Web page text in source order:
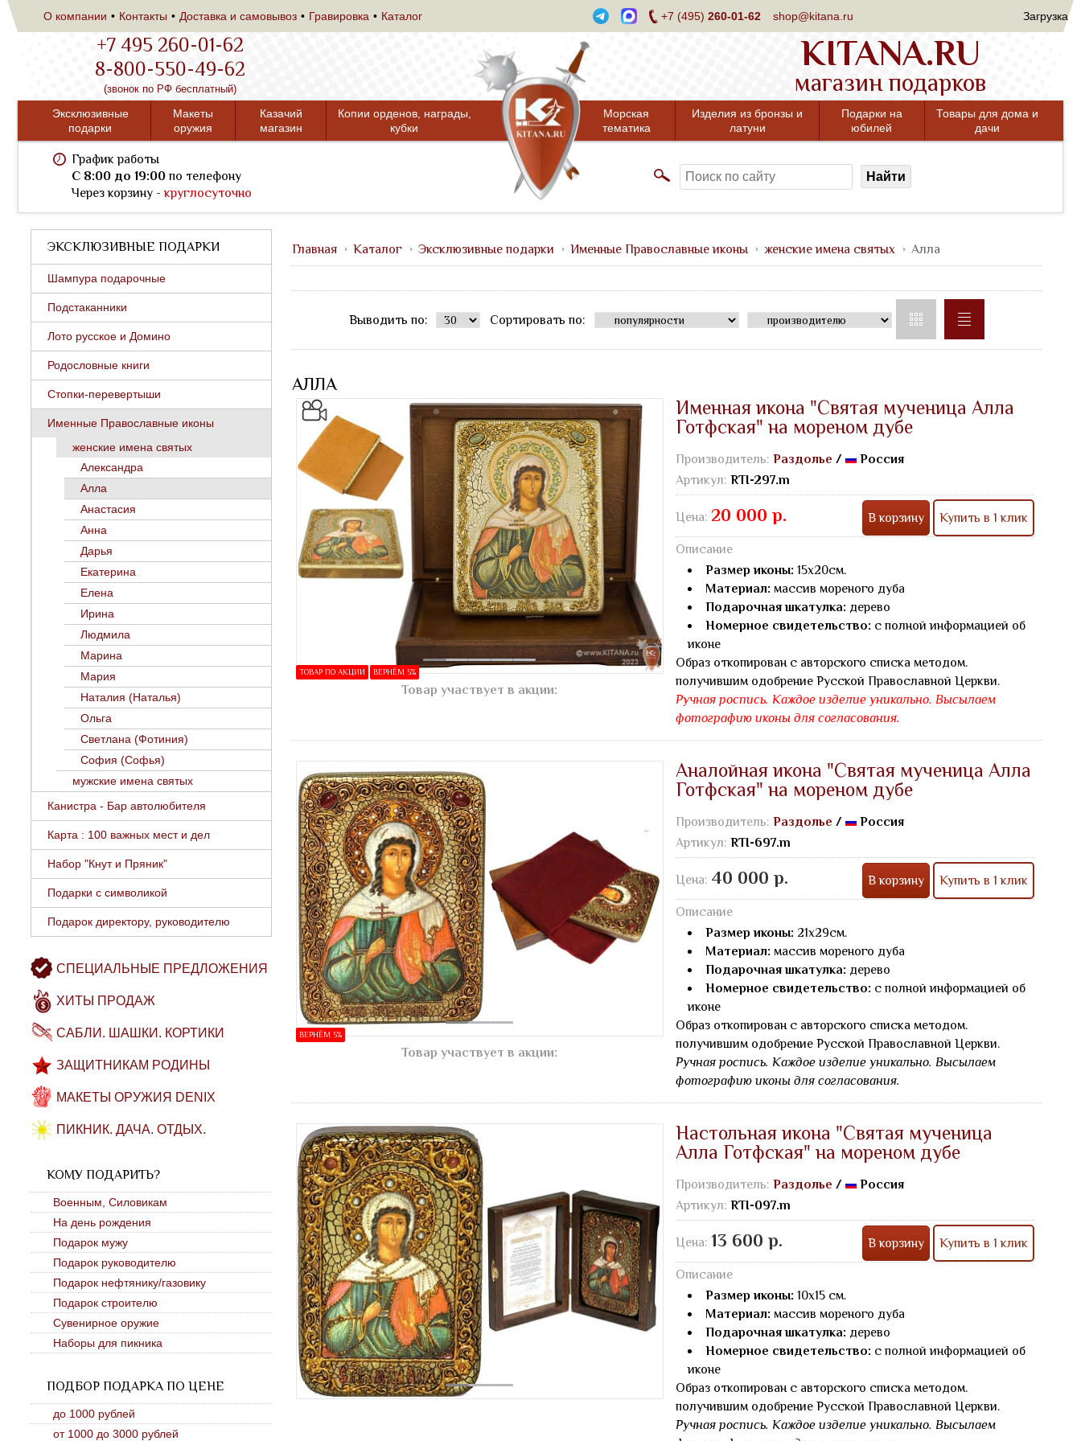
О компании Контакты Доставка и самовывоз Гравировка Каталог +7 (495) 260-01-62 shop@kitana.ru Загрузка
+7 495 260-01-62
8-800-550-49-62
(звонок по РФ бесплатный)
KITANA.RU
магазин подарков
Эксклюзивные
подарки
Макеты
оружия
Казачий
магазин
Копии орденов, награды,
кубки
Морская
тематика
Изделия из бронзы и
латуни
Подарки на
юбилей
Товары для дома и
дачи
График работы
C 8:00 до 19:00по телефону
Через корзину -круглосуточно
Найти
ЭКСКЛЮЗИВНЫЕ ПОДАРКИ
Шампура подарочные
Подстаканники
Лото русское и Домино
Родословные книги
Стопки-перевертыши
Именные Православные иконы
женские имена святых
Александра
Алла
Анастасия
Анна
Дарья
Екатерина
Елена
Ирина
Людмила
Марина
Мария
Наталия (Наталья)
Ольга
Светлана (Фотиния)
София (Софья)
мужские имена святых
Канистра - Бар автолюбителя
Карта : 100 важных мест и дел
Набор "Кнут и Пряник"
Подарки с символикой
Подарок директору, руководителю
СПЕЦИАЛЬНЫЕ ПРЕДЛОЖЕНИЯ
ХИТЫ ПРОДАЖ
САБЛИ. ШАШКИ. КОРТИКИ
ЗАЩИТНИКАМ РОДИНЫ
МАКЕТЫ ОРУЖИЯ DENIX
ПИКНИК. ДАЧА. ОТДЫХ.
КОМУ ПОДАРИТЬ?
Военным, Силовикам
На день рождения
Подарок мужу
Подарок руководителю
Подарок нефтянику/газовику
Подарок строителю
Сувенирное оружие
Наборы для пикника
ПОДБОР ПОДАРКА ПО ЦЕНЕ
до 1000 рублей
от 1000 до 3000 рублей
Главная Каталог Эксклюзивные подарки Именные Православные иконы женские имена святых Алла
Выводить по: Сортировать по:
АЛЛА
ТОВАР ПО АКЦИИ ВЕРНЁМ 5%
Товар участвует в акции:
Именная икона "Святая мученица Алла
Готфская" на мореном дубе
Производитель: Раздолье /
Россия
Артикул: RTI-297.m
Цена: 20 000 р. В корзину Купить в 1 клик
Описание
Размер иконы: 15х20см.
Материал: массив мореного дуба
Подарочная шкатулка: дерево
Номерное свидетельство: с полной информацией об
иконе
Образ откопирован с авторского списка методом.
получившим одобрение Русской Православной Церкви.
Ручная роспись. Каждое изделие уникально. Высылаем
фотографию иконы для согласования.
ВЕРНЁМ 5%
Товар участвует в акции:
Аналойная икона "Святая мученица Алла
Готфская" на мореном дубе
Производитель: Раздолье /
Россия
Артикул: RTI-697.m
Цена: 40 000 р. В корзину Купить в 1 клик
Описание
Размер иконы: 21х29см.
Материал: массив мореного дуба
Подарочная шкатулка: дерево
Номерное свидетельство: с полной информацией об
иконе
Образ откопирован с авторского списка методом.
получившим одобрение Русской Православной Церкви.
Ручная роспись. Каждое изделие уникально. Высылаем
фотографию иконы для согласования.
Настольная икона "Святая мученица
Алла Готфская" на мореном дубе
Производитель: Раздолье /
Россия
Артикул: RTI-097.m
Цена: 13 600 р. В корзину Купить в 1 клик
Описание
Размер иконы: 10х15 см.
Материал: массив мореного дуба
Подарочная шкатулка: дерево
Номерное свидетельство: с полной информацией об
иконе
Образ откопирован с авторского списка методом.
получившим одобрение Русской Православной Церкви.
Ручная роспись. Каждое изделие уникально. Высылаем